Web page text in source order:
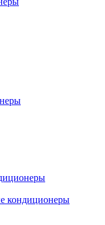
кондиционеры